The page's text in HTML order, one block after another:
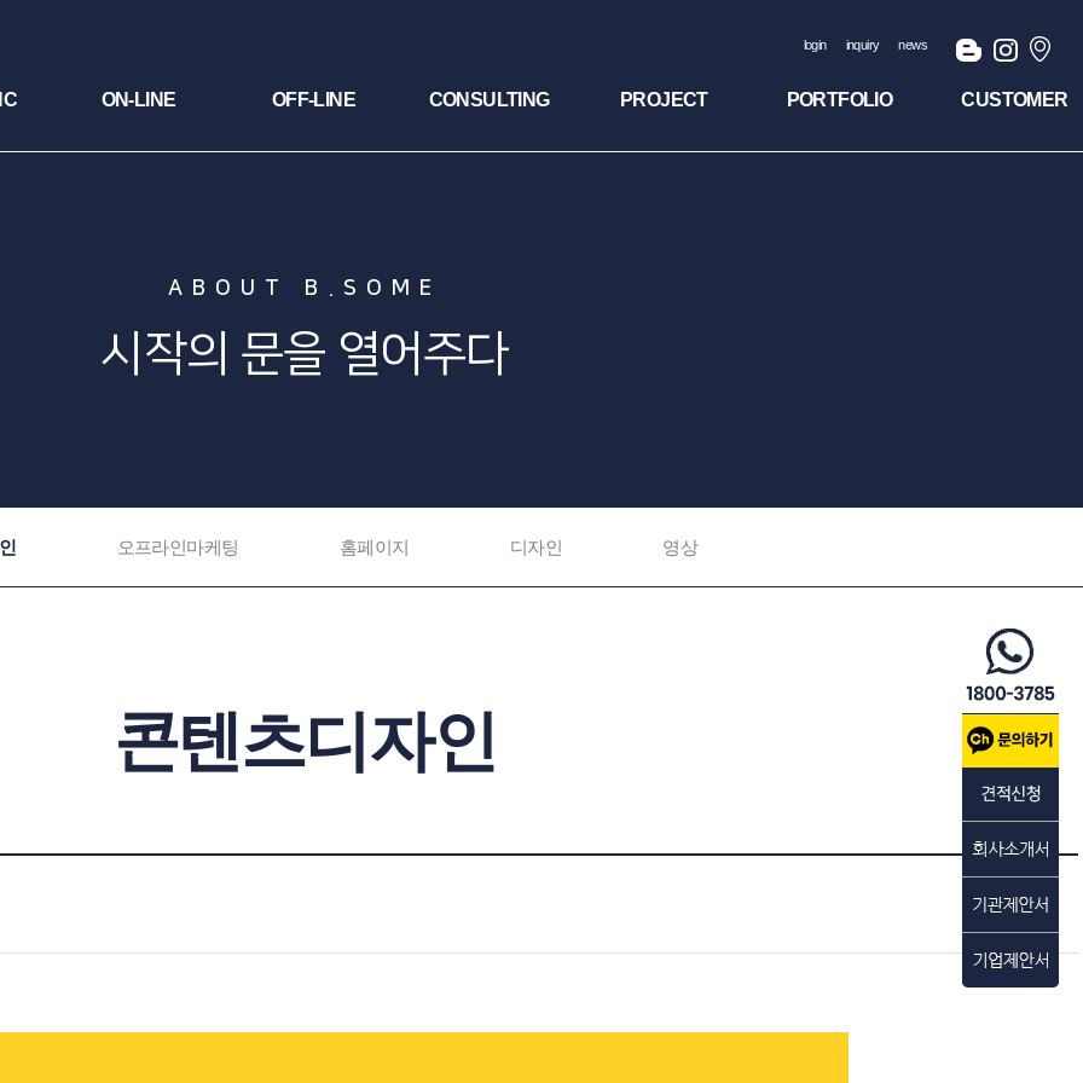
login inquiry news
ON-LINE OFF-LINE CONSULTING PROJECT PORTFOLIO CUSTOMER
ABOUT B.SOME
시작의 문을 열어주다
오프라인마케팅 홈페이지 디자인 영상
콘텐츠디자인